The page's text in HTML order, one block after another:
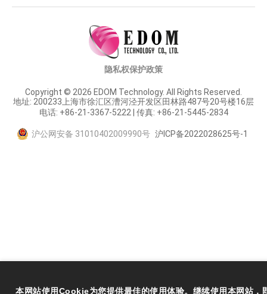
Copyright © 2026 EDOM Technology. All Rights Reserved.
地址: 200233上海市徐汇区漕河泾开发区田林路487号20号楼16层
电话: +86-21-3367-5222 | 传真: +86-21-5445-2834
沪公网安备 31010402009990号 沪ICP备2022028625号-1
隐私权保护政策
本网站使用Cookie为您提供最佳的使用体验。继续使用本网站，